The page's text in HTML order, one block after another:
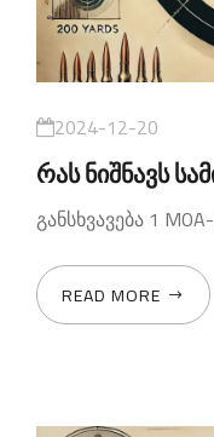
2024-12-20
რას ნიშნავს
განსხვავება 1
READ MORE